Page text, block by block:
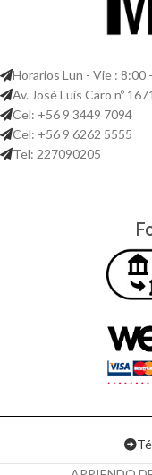
Horarios Lun - Vie : 8:00
Av. José Luis Caro nº
Cel: +56 9 3449 7094
Cel: +56 9 6262 5555
Tel: 227090205